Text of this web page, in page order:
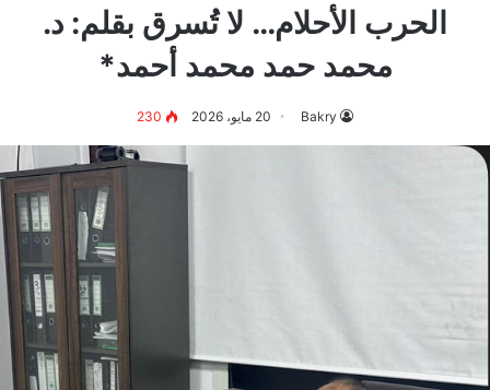
الحرب الأحلام… لا تُسرق بقلم: د.
محمد حمد محمد أحمد*
Bakry 20 مايو، 2026 230